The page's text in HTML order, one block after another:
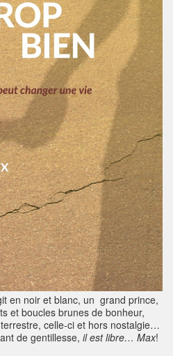
en noir et blanc, un grand prince,
et boucles brunes de bonheur,
celle-ci et hors nostalgie…
de gentillesse, il est libre… Max!